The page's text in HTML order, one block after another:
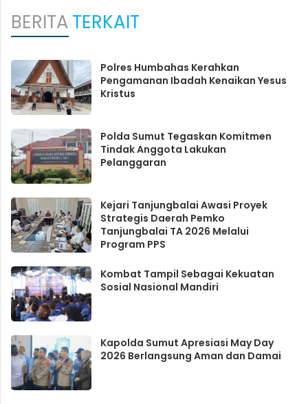
BERITATERKAIT
Polres Humbahas Kerahkan
Pengamanan Ibadah Kenaikan Yesus
Kristus
Polda Sumut Tegaskan Komitmen
Tindak Anggota Lakukan
Pelanggaran
Kejari Tanjungbalai Awasi Proyek
Strategis Daerah Pemko
Tanjungbalai TA 2026 Melalui
Program PPS
Kombat Tampil Sebagai Kekuatan
Sosial Nasional Mandiri
Kapolda Sumut Apresiasi May Day
2026 Berlangsung Aman dan Damai